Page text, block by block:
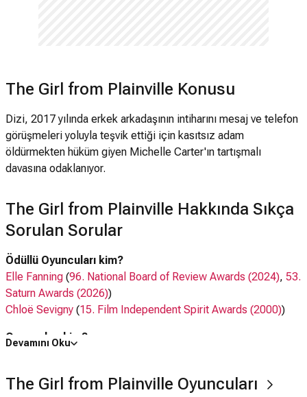
The Girl from Plainville Konusu
Dizi, 2017 yılında erkek arkadaşının intiharını mesaj ve telefon
görüşmeleri yoluyla teşvik ettiği için kasıtsız adam
öldürmekten hüküm giyen Michelle Carter'ın tartışmalı
davasına odaklanıyor.
The Girl from Plainville Hakkında Sıkça
Sorulan Sorular
Ödüllü Oyuncuları kim?
Elle Fanning (96. National Board of Review Awards (2024), 53.
Saturn Awards (2026))
Chloë Sevigny (15. Film Independent Spirit Awards (2000))
Oyuncuları kim?
Devamını Oku
The Girl from Plainville Oyuncuları